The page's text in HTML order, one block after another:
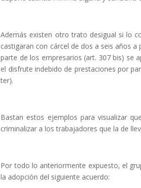
Además existen otro trato desigual si lo
castigaran con cárcel de dos a seis años
parte de los empresarios (art. 307 bis) se
el disfrute indebido de prestaciones por
ter).
Bastan estos ejemplos para visualizar
criminalizar a los trabajadores que la de
Por todo lo anteriormente expuesto, el
la adopción del siguiente acuerdo: